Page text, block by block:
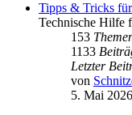
Tipps & Tricks
Technische Hilfe
153
1133
Letzter
von
5. Mai